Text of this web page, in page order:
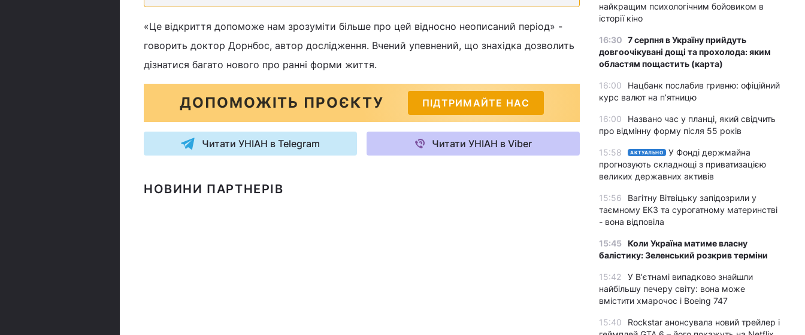
«Це відкриття допоможе нам зрозуміти більше про цей відносно неописаний період» -
говорить доктор Дорнбос, автор дослідження. Вчений упевнений, що знахідка дозволить
дізнатися багато нового про ранні форми життя.
ДОПОМОЖІТЬ ПРОЄКТУ ПІДТРИМАЙТЕ НАС
Читати УНІАН в Telegram Читати УНІАН в Viber
НОВИНИ ПАРТНЕРІВ
найкращим психологічним бойовиком в
історії кіно
16:30 7 серпня в Україну прийдуть
довгоочікувані дощі та прохолода: яким
областям пощастить (карта)
16:00
Нацбанк послабив гривню: офіційний
курс валют на п’ятницю
16:00
Названо час у планці, який свідчить
про відмінну форму після 55 років
15:58 АКТУАЛЬНО
У Фонді держмайна
прогнозують складнощі з приватизацією
великих державних активів
15:56
Вагітну Вітвіцьку запідозрили у
таємному ЕКЗ та сурогатному материнстві
- вона відповіла
15:45 Коли Україна матиме власну
балістику: Зеленський розкрив терміни
15:42
У Вʼєтнамі випадково знайшли
найбільшу печеру світу: вона може
вмістити хмарочос і Boeing 747
15:40
Rockstar анонсувала новий трейлер і